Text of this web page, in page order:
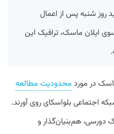
روز شنبه پس از اعمال
ایلان ماسک، ترافیک این
در مورد محدودیت مطالعه
اجتماعی بلواسکای روی آورند.
هم‌بنیان‌گذار و